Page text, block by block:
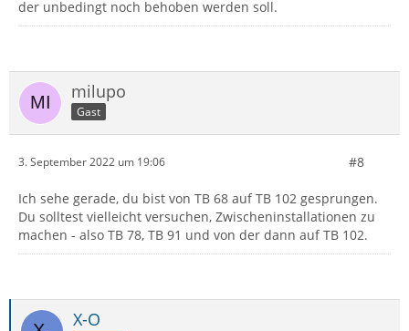
der unbedingt noch behoben werden soll.
milupo
Gast
3. September 2022 um 19:06 #8
Ich sehe gerade, du bist von TB 68 auf TB 102 gesprungen.
Du solltest vielleicht versuchen, Zwischeninstallationen zu
machen - also TB 78, TB 91 und von der dann auf TB 102.
X-O